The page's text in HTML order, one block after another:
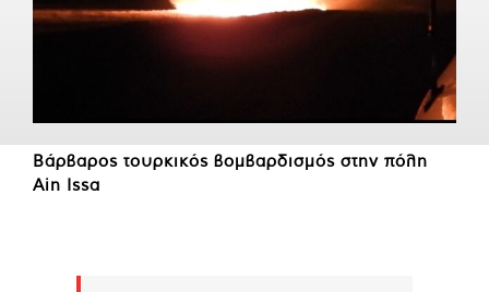
Βάρβαρος τουρκικός βομβαρδισμός στην πόλη
Ain Issa